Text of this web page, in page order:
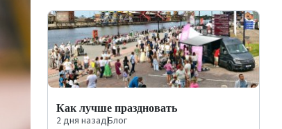
Как лучше праздновать
2 дня назад|Блог